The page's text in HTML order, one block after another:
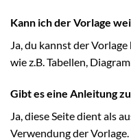
Kann ich der Vorlage
Ja, du kannst der
wie z.B. Tabellen,
Gibt es eine Anleitung
Ja, diese Seite dient als
Verwendung der